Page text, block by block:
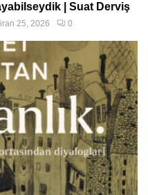
| Suat Derviş
25, 2026 0